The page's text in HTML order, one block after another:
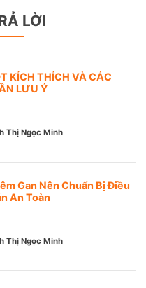
LỜI
KÍCH THÍCH VÀ CÁC
LƯU Ý
Thị Ngọc Minh
Gan Nên Chuẩn Bị Điều
An Toàn
Thị Ngọc Minh